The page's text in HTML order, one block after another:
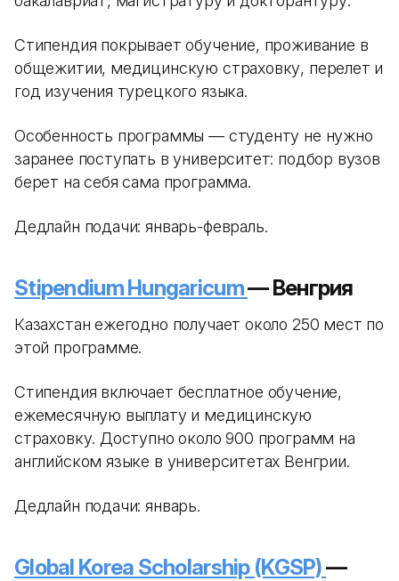
Стипендия покрывает обучение, проживание в
общежитии, медицинскую страховку, перелет и
год изучения турецкого языка.
Особенность программы — студенту не нужно
заранее поступать в университет: подбор вузов
берет на себя сама программа.
Дедлайн подачи: январь-февраль.
Stipendium Hungaricum— Венгрия
Казахстан ежегодно получает около 250 мест по
этой программе.
Стипендия включает бесплатное обучение,
ежемесячную выплату и медицинскую
страховку. Доступно около 900 программ на
английском языке в университетах Венгрии.
Дедлайн подачи: январь.
Global Korea Scholarship (KGSP)—